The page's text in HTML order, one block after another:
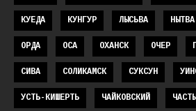
КУЕДА КУНГУР ЛЫСЬВА НЫТВА
ОРДА ОСА ОХАНСК ОЧЕР
СИВА СОЛИКАМСК СУКСУН
УСТЬ-КИШЕРТЬ ЧАЙКОВСКИЙ